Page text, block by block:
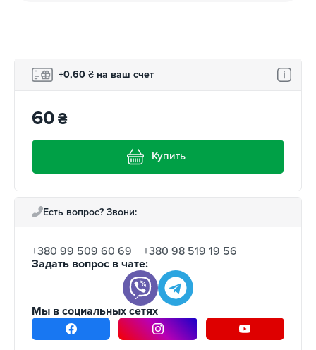
+0,60 ₴ на ваш счет
60₴
Купить
Есть вопрос? Звони:
+380 99 509 60 69
+380 98 519 19 56
Задать вопрос в чате:
Мы в социальных сетях